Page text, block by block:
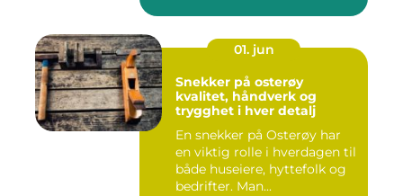
01. jun
Snekker på osterøy
kvalitet, håndverk og
trygghet i hver detalj
En snekker på Osterøy har
en viktig rolle i hverdagen til
både huseiere, hyttefolk og
bedrifter. Man...